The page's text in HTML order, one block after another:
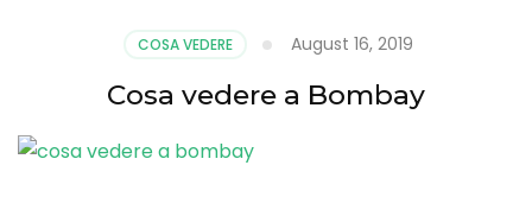
COSA VEDERE August 16, 2019
Cosa vedere a Bombay